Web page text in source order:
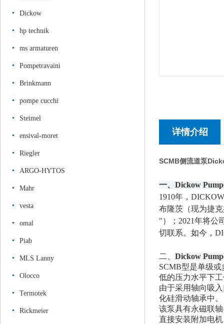
Dickow
hp technik
ms armaturen
Pompetravaini
Brinkmann
pompe cucchi
Steimel
ensival-moret
Riegler
ARGO-HYTOS
Mahr
vesta
omal
Piab
MLS Lanny
Olocco
Termotek
Rickmeier
详情介绍
SCMB侧流道泵
一、 Dickow
1910年，
布隆茨（现为捷
"）
； 2021年将公
切联系。 如今，
二、 Dickow
SCMB型是单级
低的压力水平下
由于采用轴向吸
化硅滑动轴承中。
该泵具有永磁联
直接安装附加电